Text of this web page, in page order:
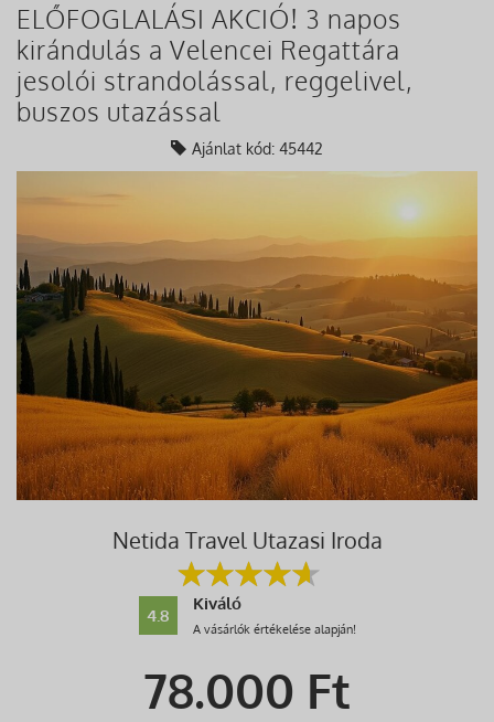
ELŐFOGLALÁSI AKCIÓ! 3 napos
kirándulás a Velencei Regattára
jesolói strandolással, reggelivel,
buszos utazással
Ajánlat kód: 45442
Netida Travel Utazasi Iroda
4.8
Kiváló
A vásárlók értékelése alapján!
78.000 Ft